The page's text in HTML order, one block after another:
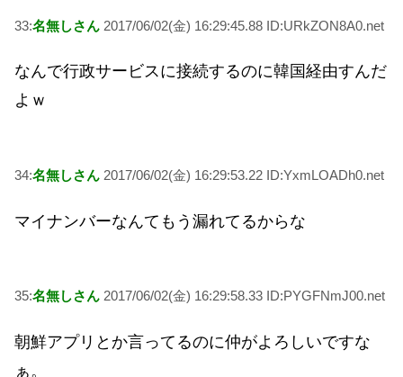
33:名無しさん 2017/06/02(金) 16:29:45.88 ID:URkZON8A0.net
なんで行政サービスに接続するのに韓国経由すんだ
よｗ
34:名無しさん 2017/06/02(金) 16:29:53.22 ID:YxmLOADh0.net
マイナンバーなんてもう漏れてるからな
35:名無しさん 2017/06/02(金) 16:29:58.33 ID:PYGFNmJ00.net
朝鮮アプリとか言ってるのに仲がよろしいですな
ぁ。